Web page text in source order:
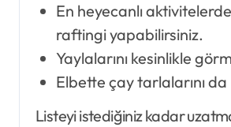
En heyecanlı
raftingi yapabilirsiniz.
Yaylalarını kesinlikle
Elbette çay tarlalarını da
Listeyi istediğiniz kadar